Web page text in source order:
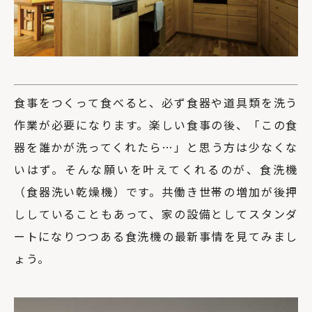
食事をつくって食べると、必ず食器や道具類を洗う
作業が必要になります。楽しい食事の後、「この食
器を誰かが洗ってくれたら…」と思う方は少なくな
いはず。そんな願いを叶えてくれるのが、食洗機
（食器洗い乾燥機）です。共働き世帯の増加が後押
ししていることもあって、家の設備としてスタンダ
ートになりつつある食洗機の最新事情を見てみまし
ょう。